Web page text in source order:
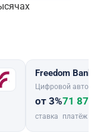
Freedom
Цифровой
от 3%
ставка
71
платёж